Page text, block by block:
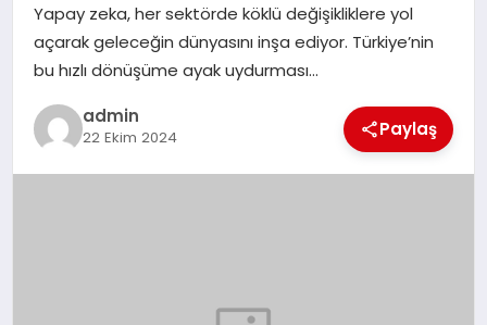
SPOR
TEKNOLOJI
YAŞAM
Yapay zeka, her sektörde köklü değişikliklere yol
açarak geleceğin dünyasını inşa ediyor. Türkiye’nin
bu hızlı dönüşüme ayak uydurması…
admin
22 Ekim 2024 Paylaş